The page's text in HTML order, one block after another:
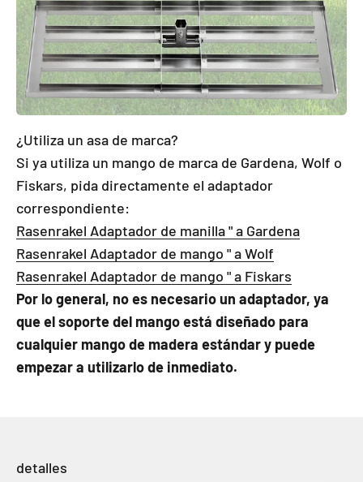
¿Utiliza un asa de marca?
Si ya utiliza un mango de marca de Gardena, Wolf o
Fiskars, pida directamente el adaptador
correspondiente:
Rasenrakel Adaptador de manilla " a Gardena
Rasenrakel Adaptador de mango " a Wolf
Rasenrakel Adaptador de mango " a Fiskars
Por lo general, no es necesario un adaptador, ya
que el soporte del mango está diseñado para
cualquier mango de madera estándar y puede
empezar a utilizarlo de inmediato.
detalles